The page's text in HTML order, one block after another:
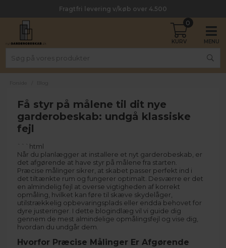
Fragtfri levering v/køb over 4.500
0
Få styr på målene til dit nye
garderobeskab: undgå klassiske
fejl
```html
Når du planlægger at installere et nyt garderobeskab, er
det afgørende at have styr på målene fra starten.
Præcise målinger sikrer, at skabet passer perfekt ind i
det tiltænkte rum og fungerer optimalt. Desværre er det
en almindelig fejl at overse vigtigheden af korrekt
opmåling, hvilket kan føre til skæve skydelåger,
utilstrækkelig opbevaringsplads eller endda behovet for
dyre justeringer. I dette blogindlæg vil vi guide dig
gennem de mest almindelige opmålingsfejl og vise dig,
hvordan du undgår dem.
Hvorfor Præcise Målinger Er Afgørende